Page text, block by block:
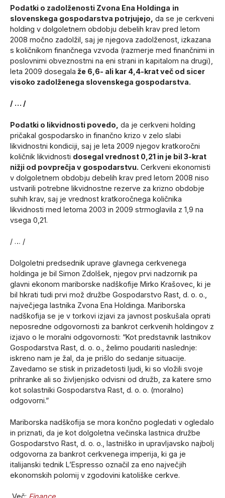
Podatki o zadolženosti Zvona Ena Holdinga in
slovenskega gospodarstva potrjujejo, da se je cerkveni
holding v dolgoletnem obdobju debelih krav pred letom
2008 močno zadolžil, saj je njegova zadolženost, izkazana
s količnikom finančnega vzvoda (razmerje med finančnimi in
poslovnimi obveznostmi na eni strani in kapitalom na drugi),
leta 2009 dosegala že 6,6- ali kar 4,4-krat več od sicer
visoko zadolženega slovenskega gospodarstva.
/ … /
Podatki o likvidnosti povedo, da je cerkveni holding
pričakal gospodarsko in finančno krizo v zelo slabi
likvidnostni kondiciji, saj je leta 2009 njegov kratkoročni
količnik likvidnosti dosegal vrednost 0,21 in je bil 3-krat
nižji od povprečja v gospodarstvu. Cerkveni ekonomisti
v dolgoletnem obdobju debelih krav pred letom 2008 niso
ustvarili potrebne likvidnostne rezerve za krizno obdobje
suhih krav, saj je vrednost kratkoročnega količnika
likvidnosti med letoma 2003 in 2009 strmoglavila z 1,9 na
vsega 0,21.
/ … /
Dolgoletni predsednik uprave glavnega cerkvenega
holdinga je bil Simon Zdolšek, njegov prvi nadzornik pa
glavni ekonom mariborske nadškofije Mirko Krašovec, ki je
bil hkrati tudi prvi mož družbe Gospodarstvo Rast, d. o. o.,
največjega lastnika Zvona Ena Holdinga. Mariborska
nadškofija se je v torkovi izjavi za javnost poskušala oprati
neposredne odgovornosti za bankrot cerkvenih holdingov z
izjavo o le moralni odgovornosti: “Kot predstavnik lastnikov
Gospodarstva Rast, d. o. o., želimo poudariti naslednje:
iskreno nam je žal, da je prišlo do sedanje situacije.
Zavedamo se stisk in prizadetosti ljudi, ki so vložili svoje
prihranke ali so življenjsko odvisni od družb, za katere smo
kot solastniki Gospodarstva Rast, d. o. o. (moralno)
odgovorni.”
Mariborska nadškofija se mora končno pogledati v ogledalo
in priznati, da je kot dolgoletna večinska lastnica družbe
Gospodarstvo Rast, d. o. o., lastniško in upravljavsko najbolj
odgovorna za bankrot cerkvenega imperija, ki ga je
italijanski tednik L’Espresso označil za eno največjih
ekonomskih polomij v zgodovini katoliške cerkve.